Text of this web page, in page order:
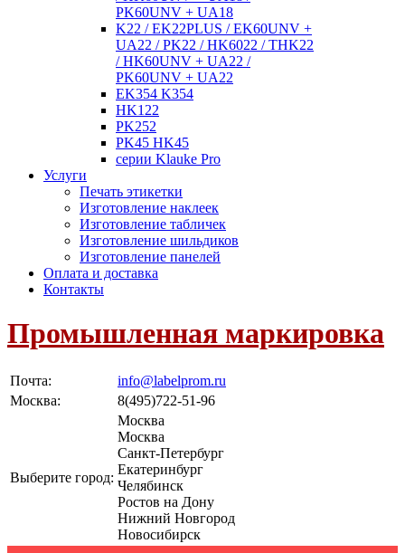
PK60UNV + UA18
K22 / EK22PLUS / EK60UNV +
UA22 / PK22 / HK6022 / THK22
/ HK60UNV + UA22 /
PK60UNV + UA22
EK354 K354
HK122
PK252
PK45 HK45
серии Klauke Pro
Услуги
Печать этикетки
Изготовление наклеек
Изготовление табличек
Изготовление шильдиков
Изготовление панелей
Оплата и доставка
Контакты
Промышленная маркировка
Почта:
info@labelprom.ru
Москва: 8(495)722-51-96
Выберите город:
Москва
Москва
Санкт-Петербург
Екатеринбург
Челябинск
Ростов на Дону
Нижний Новгород
Новосибирск